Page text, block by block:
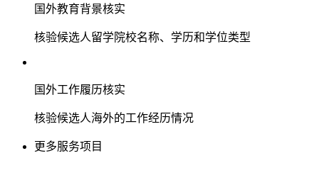
国外教育背景核实
核验候选人留学院校名称、学历和学位类型
国外工作履历核实
核验候选人海外的工作经历情况
更多服务项目